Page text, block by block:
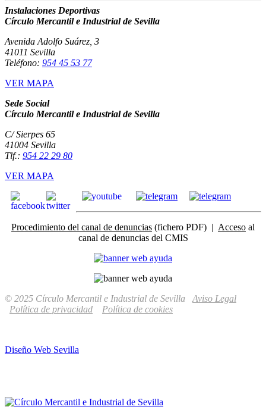
Instalaciones Deportivas
Círculo Mercantil e Industrial de Sevilla
Avenida Adolfo Suárez, 3
41011 Sevilla
Teléfono: 954 45 53 77
VER MAPA
Sede Social
Círculo Mercantil e Industrial de Sevilla
C/ Sierpes 65
41004 Sevilla
Tlf.: 954 22 29 80
VER MAPA
Procedimiento del canal de denuncias (fichero PDF) | Acceso al
canal de denuncias del CMIS
© 2025 Círculo Mercantil e Industrial de Sevilla Aviso Legal
Política de privacidad
Política de cookies
Diseño Web Sevilla